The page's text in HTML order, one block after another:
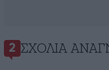
2 ΣΧΌΛΙΑ